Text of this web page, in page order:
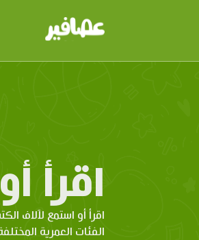
اقرأ
اقرأ أو استمع لآلاف
الفئات العمرية